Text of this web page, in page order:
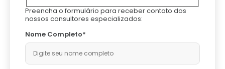
Preencha o formulário para receber contato dos
nossos consultores especializados:
Nome Completo*